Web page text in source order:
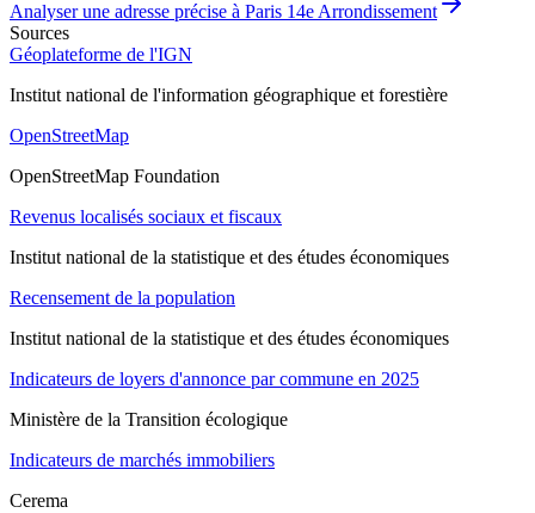
Analyser une adresse précise à Paris 14e Arrondissement
Sources
Géoplateforme de l'IGN
Institut national de l'information géographique et forestière
OpenStreetMap
OpenStreetMap Foundation
Revenus localisés sociaux et fiscaux
Institut national de la statistique et des études économiques
Recensement de la population
Institut national de la statistique et des études économiques
Indicateurs de loyers d'annonce par commune en 2025
Ministère de la Transition écologique
Indicateurs de marchés immobiliers
Cerema